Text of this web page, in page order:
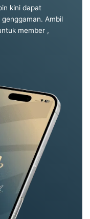
kini dapat
Ambil
member ,